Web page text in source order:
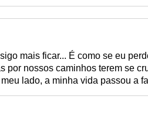
mais ficar... É como se eu
por nossos caminhos terem se
lado, a minha vida passou a